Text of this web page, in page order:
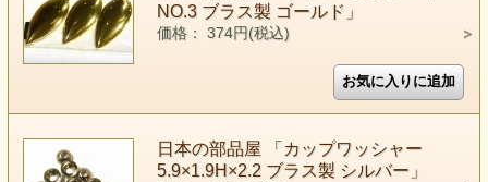
NO.3 ブラス製 ゴールド」
価格： 374円(税込)
日本の部品屋 「カップワッシャー
5.9×1.9H×2.2 ブラス製 シルバー」